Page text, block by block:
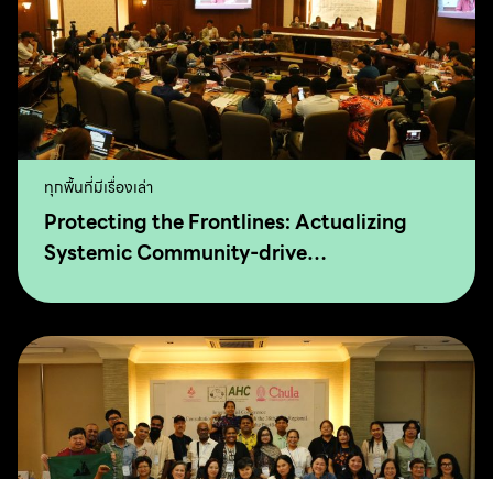
ทุกพื้นที่มีเรื่องเล่า
Protecting the Frontlines: Actualizing
Systemic Community-drive